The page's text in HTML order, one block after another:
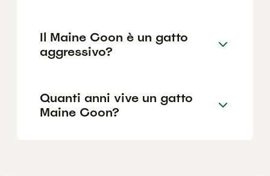
Il Maine Coon è un gatto
aggressivo?
Quanti anni vive un gatto
Maine Coon?